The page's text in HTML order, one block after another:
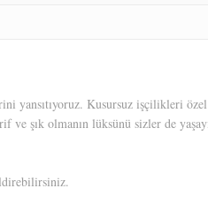
yansıtıyoruz. Kusursuz işçilikleri
ve şık olmanın lüksünü sizler de